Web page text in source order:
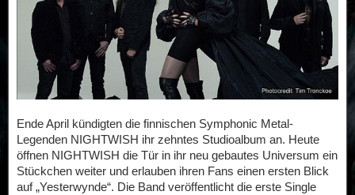
Ende April kündigten die finnischen Symphonic Metal-
Legenden NIGHTWISH ihr zehntes Studioalbum an. Heute
öffnen NIGHTWISH die Tür in ihr neu gebautes Universum ein
Stückchen weiter und erlauben ihren Fans einen ersten Blick
auf „Yesterwynde“. Die Band veröffentlicht die erste Single